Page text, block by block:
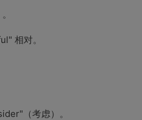
相对。
（考虑）。